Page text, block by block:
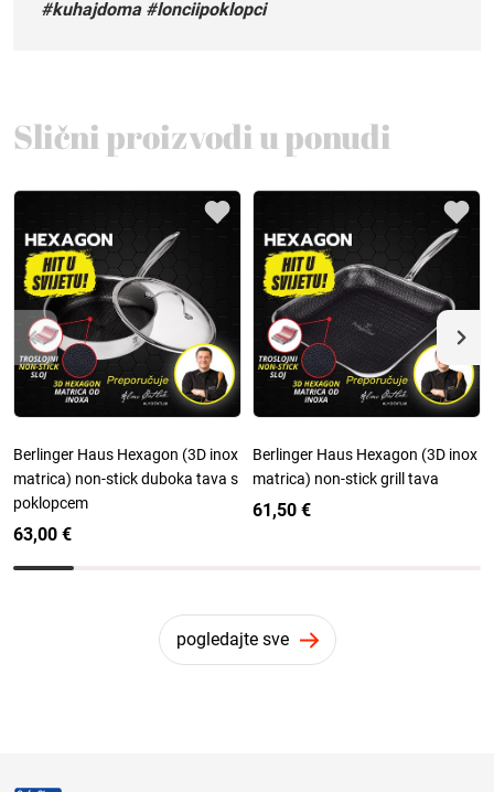
#kuhajdoma #lonciipoklopci
Slični proizvodi u ponudi
Berlinger Haus Hexagon (3D inox
matrica) non-stick duboka tava s
poklopcem
63,00 €
Berlinger Haus Hexagon (3D inox
matrica) non-stick grill tava
61,50 €
pogledajte sve